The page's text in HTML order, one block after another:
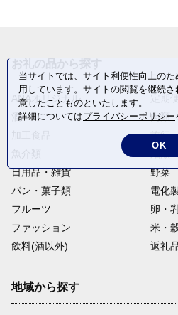
ANAオリジナル
酒
肉類
旅行
日用品・雑貨
野菜
パン・菓子類
電化
フルーツ
卵・
ファッション
米・
飲料(酒以外)
返礼
地域から探す
当サイトでは、サイト利便性向上の
用しています。サイトの閲覧を継続
意したことものといたします。
詳細についてはプライバシーポリシー
OK